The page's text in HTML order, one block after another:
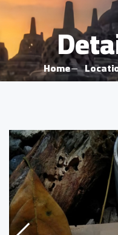
Home